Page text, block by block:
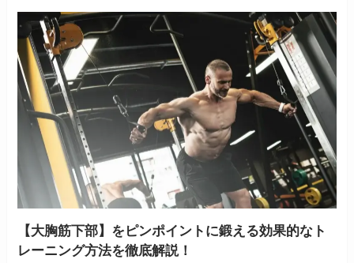
【大胸筋下部】をピンポイントに鍛える効果的なト
レーニング方法を徹底解説！